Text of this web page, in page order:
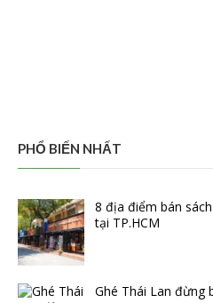
PHỔ BIẾN NHẤT
8 địa điểm bán
tại TP.HCM
Ghé Thái Lan đừng